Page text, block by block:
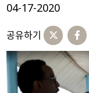
04-17-2020
공유하기